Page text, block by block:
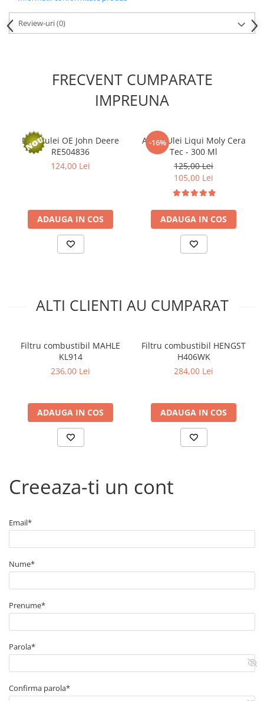
Review-uri(0)
FRECVENT CUMPARATE
IMPREUNA
Filtru ulei OE John Deere
RE504836
124,00 Lei
ADAUGA IN COS
-16%
Aditiv Ulei Liqui Moly Cera
Tec - 300 Ml
125,00 Lei
105,00 Lei
ADAUGA IN COS
ALTI CLIENTI AU CUMPARAT
Filtru combustibil MAHLE
KL914
236,00 Lei
ADAUGA IN COS
Filtru combustibil HENGST
H406WK
284,00 Lei
ADAUGA IN COS
Creeaza-ti un cont
Email*
Nume*
Prenume*
Parola*
Confirma parola*